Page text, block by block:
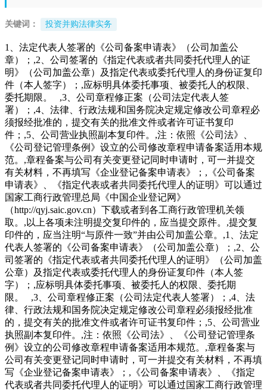
关键词： 投资并购法律实务
1、法定代表人签署的《公司备案申请表》（公司加盖公
章）；,2、公司签署的《指定代表或者共同委托代理人的证
明》（公司加盖公章）及指定代表或委托代理人的身份证复印
件（本人签字）；,应标明具体委托事项、被委托人的权限、
委托期限。 ,3、公司章程修正案（公司法定代表人签
署）；,4、法律、行政法规和国务院决定规定修改公司章程必
须报经批准的，提交有关的批准文件或者许可证书复印
件；,5、公司营业执照副本复印件。,注：依照《公司法》、
《公司登记管理条例》设立的公司修改章程申请备案适用本规
范。,章程备案与公司有关变更登记同时申请时，可一并提交
有关材料，不再填写《企业登记备案申请表》；,《公司备案
申请表》、《指定代表或者共同委托代理人的证明》可以通过
国家工商行政管理总局《中国企业登记网》
（http://qyj.saic.gov.cn）下载或者到各工商行政管理机关领
取。,以上各项未注明提交复印件的，应当提交原件。,提交复
印件的，应当注明“与原件一致”并由公司加盖公章。,1、法定
代表人签署的《公司备案申请表》（公司加盖公章）；,2、公
司签署的《指定代表或者共同委托代理人的证明》（公司加盖
公章）及指定代表或委托代理人的身份证复印件（本人签
字）；,应标明具体委托事项、被委托人的权限、委托期
限。 ,3、公司章程修正案（公司法定代表人签署）；,4、法
律、行政法规和国务院决定规定修改公司章程必须报经批准
的，提交有关的批准文件或者许可证书复印件；,5、公司营业
执照副本复印件。,注：依照《公司法》、《公司登记管理条
例》设立的公司修改章程申请备案适用本规范。,章程备案与
公司有关变更登记同时申请时，可一并提交有关材料，不再填
写《企业登记备案申请表》；,《公司备案申请表》、《指定
代表或者共同委托代理人的证明》可以通过国家工商行政管理